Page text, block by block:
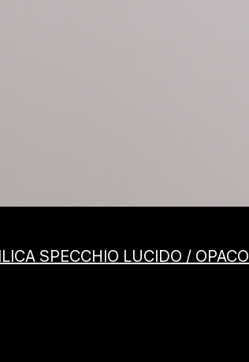
SPECCHIO LUCIDO / OPACO